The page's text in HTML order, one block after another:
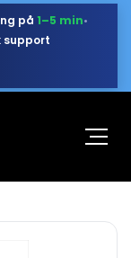
på 1–5 min•
support